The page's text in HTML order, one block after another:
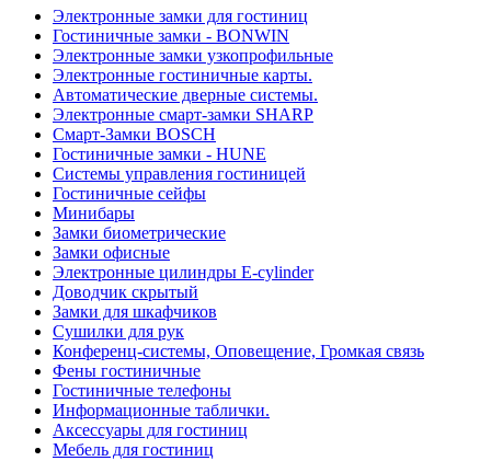
Электронные замки для гостиниц
Гостиничные замки - BONWIN
Электронные замки узкопрофильные
Электронные гостиничные карты.
Автоматические дверные системы.
Электронные смарт-замки SHARP
Смарт-Замки BOSCH
Гостиничные замки - HUNE
Системы управления гостиницей
Гостиничные сейфы
Минибары
Замки биометрические
Замки офисные
Электронные цилиндры E-cylinder
Доводчик скрытый
Замки для шкафчиков
Сушилки для рук
Конференц-системы, Оповещение, Громкая связь
Фены гостиничные
Гостиничные телефоны
Информационные таблички.
Аксессуары для гостиниц
Мебель для гостиниц